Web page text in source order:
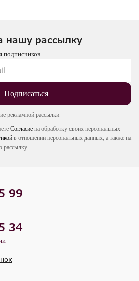
нашу рассылку
подписчиков
Подписаться
рекламной рассылки
Согласие на обработку своих персональных
в отношении персональных данных, а также на
рассылку.
99
34